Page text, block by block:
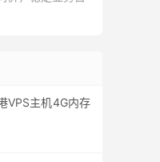
VPS主机4G内存